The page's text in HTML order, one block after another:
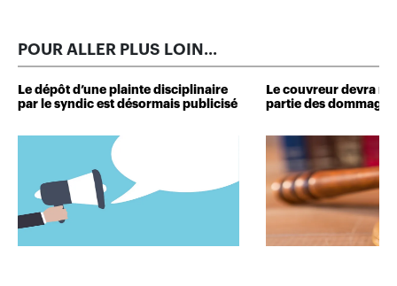
POUR ALLER PLUS LOIN...
Le dépôt d’une plainte disciplinaire
par le syndic est désormais publicisé
Le couvreur devra
partie des dommages